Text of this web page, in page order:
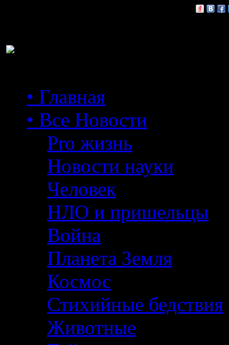
• Главная
• Все Новости
Pro жизнь
Новости науки
Человек
НЛО и пришельцы
Война
Планета Земля
Космос
Стихийные бедствия
Животные